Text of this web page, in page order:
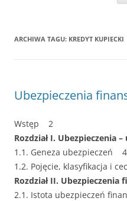
ARCHIWA TAGU: KREDYT KUPIECKI
Ubezpieczenia
Wstęp 2
Rozdział I. Ubezpieczenia
1.1. Geneza ubezpieczeń 4
1.2. Pojęcie, klasyfikacja i
Rozdział II.
2.1. Istota ubezpieczeń